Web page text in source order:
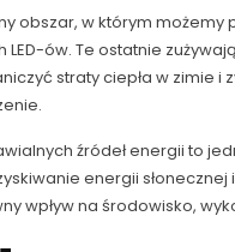
obszar, w którym
ów. Te ostatnie
straty ciepła w zimie
źródeł energii to
energii
wpływ na środowisko,